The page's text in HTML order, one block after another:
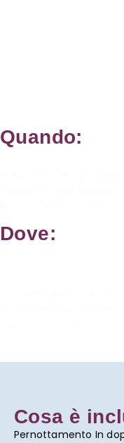
Quando:
Dove:
Cosa è
Pernottamento In